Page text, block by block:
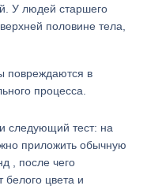
У людей старшего
половине тела,
повреждаются в
процесса.
следующий тест: на
приложить обычную
, после чего
белого цвета и